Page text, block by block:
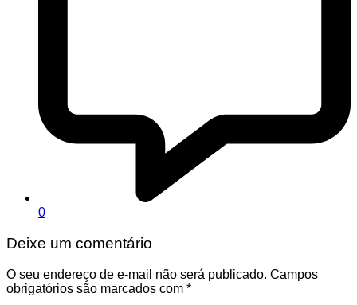
0
Deixe um comentário
O seu endereço de e-mail não será publicado. Campos
obrigatórios são marcados com *